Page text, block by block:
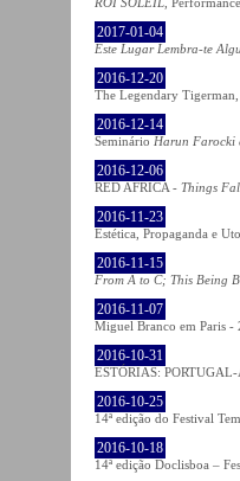
2017-01-04
Este Lugar Lembra-te
2016-12-20
The Legendary Tigerman,
2016-12-14
Seminário Harun Farocki
2016-12-06
RED AFRICA - Things
2016-11-23
Estética, Propaganda e
2016-11-15
From A to C; This Being B
2016-11-07
Miguel Branco em Paris -
2016-10-31
ESTÓRIAS:
2016-10-25
14ª edição do Festival
2016-10-18
14ª edição Doclisboa –